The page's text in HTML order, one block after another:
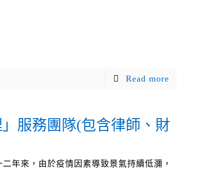
Read more
服務團隊(包含律師、財
年來，由於疫情因素導致景氣持續低瀰，